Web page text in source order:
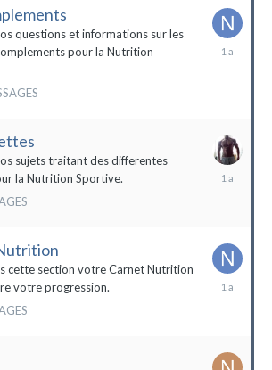
questions et informations sur les
pour la Nutrition
sujets traitant des differentes
la Nutrition Sportive.
cette section votre Carnet Nutrition
votre progression.
13